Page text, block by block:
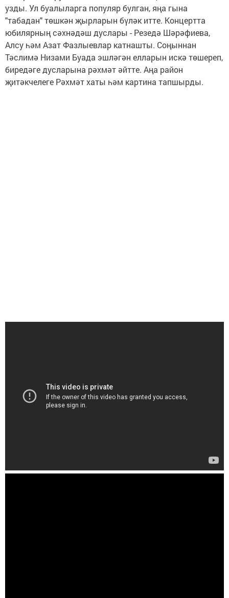
узды. Ул буалыларга популяр булган, яңа гына
"табадан" төшкән җырларын бүләк итте. Концертта
юбилярның сәхнәдәш дуслары - Резедә Шәрәфиева,
Алсу һәм Азат Фазлыевлар катнашты. Соңыннан
Тәслимә Низами Буада эшләгән елларын искә төшереп,
биредәге дусларына рәхмәт әйтте. Аңа район
җитәкчелеге Рәхмәт хаты һәм картина тапшырды.